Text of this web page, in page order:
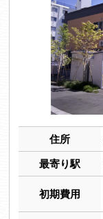
住所
最寄り駅
初期費用